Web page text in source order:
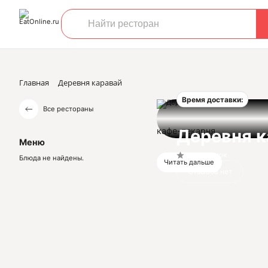
Главная Деревня каравай
Все рестораны
Меню
Блюда не найдены.
Время доставки:
Деревня
кафе-пекарня
Читать дальше